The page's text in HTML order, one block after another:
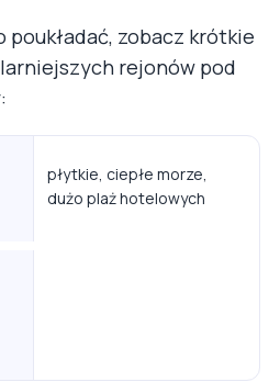
zobacz krótkie
rejonów pod
płytkie, ciepłe morze,
dużo plaż hotelowych